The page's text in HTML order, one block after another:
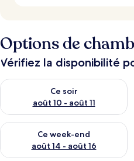
Options de
Vérifiez la disponibilité
Ce soir
août 10 - août 11
Vérifier la disponibilité pour ce
Ce week-end
août 14 - août 16
Vérifier la disponibilité pour ce